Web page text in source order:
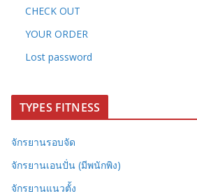
CHECK OUT
YOUR ORDER
Lost password
TYPES FITNESS
จักรยานรอบจัด
จักรยานเอนปั่น (มีพนักพิง)
จักรยานแนวตั้ง